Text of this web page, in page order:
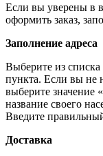
Если вы уверены в
оформить заказ,
Заполнение адреса
Выберите из списка
пункта. Если вы не
выберите значение
название своего
Введите
Доставка